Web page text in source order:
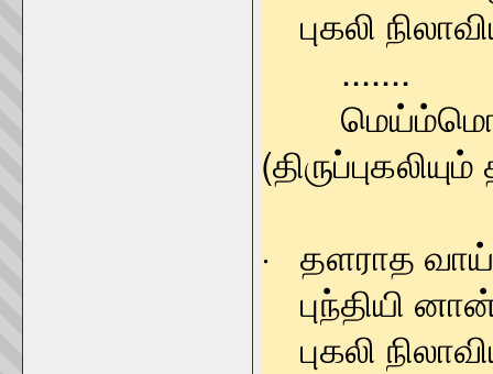
புகலி
.......
· தளராத
புந்தியி
புகலி